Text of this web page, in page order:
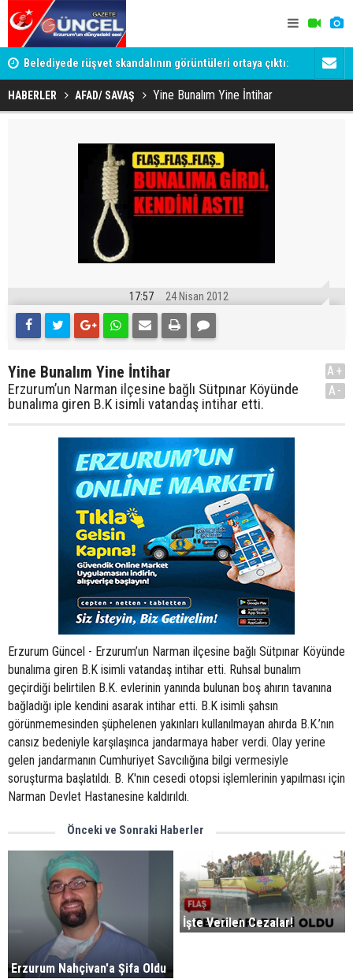
Belediyede rüşvet skandalının görüntüleri ortaya çıktı:
Oraya koy ben oradan alırım
HABERLER AFAD/ SAVAŞ Yine Bunalım Yine İntihar
17:57 24 Nisan 2012
Yine Bunalım Yine İntihar
Erzurum’un Narman ilçesine bağlı Sütpınar Köyünde
bunalıma giren B.K isimli vatandaş intihar etti.
A+
A-
Erzurum Güncel - Erzurum’un Narman ilçesine bağlı Sütpınar Köyünde
bunalıma giren B.K isimli vatandaş intihar etti. Ruhsal bunalım
geçirdiği belirtilen B.K. evlerinin yanında bulunan boş ahırın tavanına
bağladığı iple kendini asarak intihar etti. B.K isimli şahsın
görünmemesinden şüphelenen yakınları kullanılmayan ahırda B.K.’nın
cansız bedeniyle karşılaşınca jandarmaya haber verdi. Olay yerine
gelen jandarmanın Cumhuriyet Savcılığına bilgi vermesiyle
soruşturma başlatıldı. B. K'nın cesedi otopsi işlemlerinin yapılması için
Narman Devlet Hastanesine kaldırıldı.
Önceki ve Sonraki Haberler
Erzurum Nahçivan'a Şifa Oldu
İşte Verilen Cezalar!